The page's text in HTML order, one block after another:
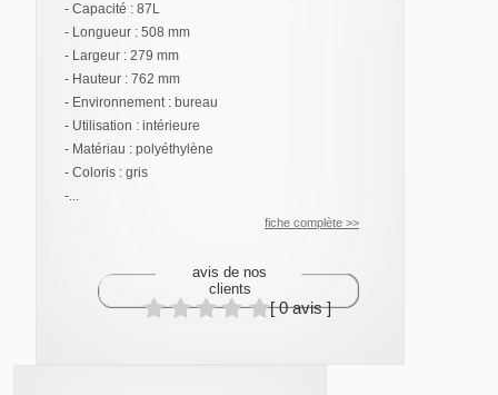
- Capacité : 87L
- Longueur : 508 mm
- Largeur : 279 mm
- Hauteur : 762 mm
- Environnement : bureau
- Utilisation : intérieure
- Matériau : polyéthylène
- Coloris : gris
-...
fiche complète >>
avis de nos
clients
[ 0 avis ]